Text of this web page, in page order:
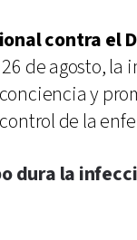
contra el
de agosto, la
y
de la
dura la